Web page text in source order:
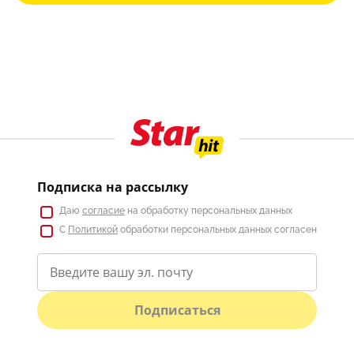
Подписка на рассылку
Даю согласие на обработку персональных данных
С Политикой обработки персональных данных согласен
Подписаться